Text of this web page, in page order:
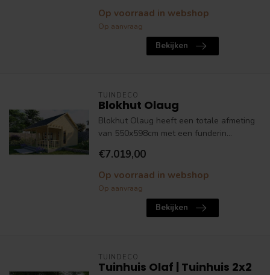
Op voorraad in webshop
Op aanvraag
Bekijken
TUINDECO
Blokhut Olaug
Blokhut Olaug heeft een totale afmeting
van 550x598cm met een funderin...
€7.019,00
Op voorraad in webshop
Op aanvraag
Bekijken
TUINDECO
Tuinhuis Olaf | Tuinhuis 2x2